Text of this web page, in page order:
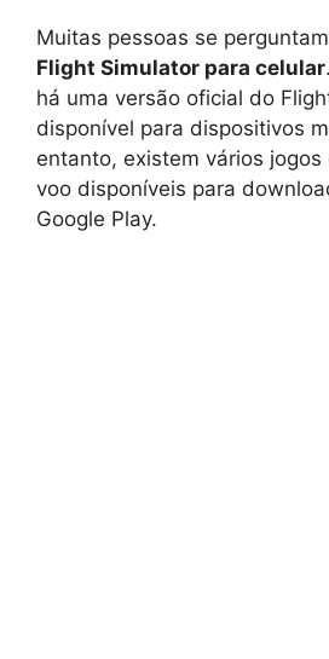
Muitas pessoas se
Flight Simulator para celular
há uma versão oficial do
disponível para dispositivos
entanto, existem vários
voo disponíveis para
Google Play.